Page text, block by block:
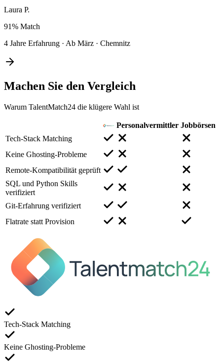
Laura P.
91% Match
4 Jahre Erfahrung · Ab März · Chemnitz
Machen Sie den Vergleich
Warum TalentMatch24 die klügere Wahl ist
Personalvermittler Jobbörsen
Tech-Stack Matching
Keine Ghosting-Probleme
Remote-Kompatibilität geprüft
SQL und Python Skills
verifiziert
Git-Erfahrung verifiziert
Flatrate statt Provision
Tech-Stack Matching
Keine Ghosting-Probleme